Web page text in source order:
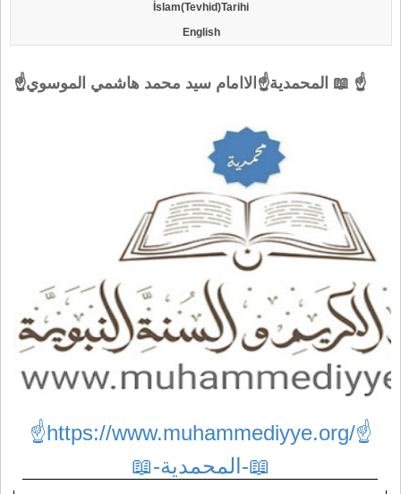
İslam(Tevhid)Tarihi
English
☝المحمدية☝الاامام سيد محمد هاشمي الموسوي 📖 ☝
☝https://www.muhammediyye.org/☝
📖-المحمدية-📖